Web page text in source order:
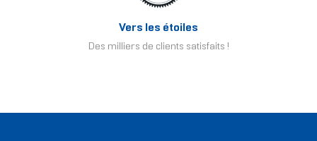
Vers les étoiles
Des milliers de clients satisfaits !